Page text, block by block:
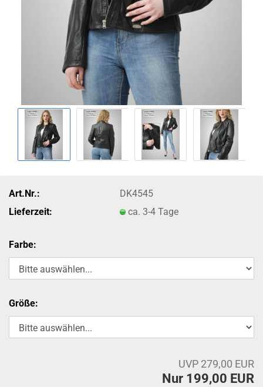
Art.Nr.:
DK4545
Lieferzeit:
ca. 3-4 Tage
Farbe:
Größe:
UVP 279,00 EUR
Nur 199,00 EUR